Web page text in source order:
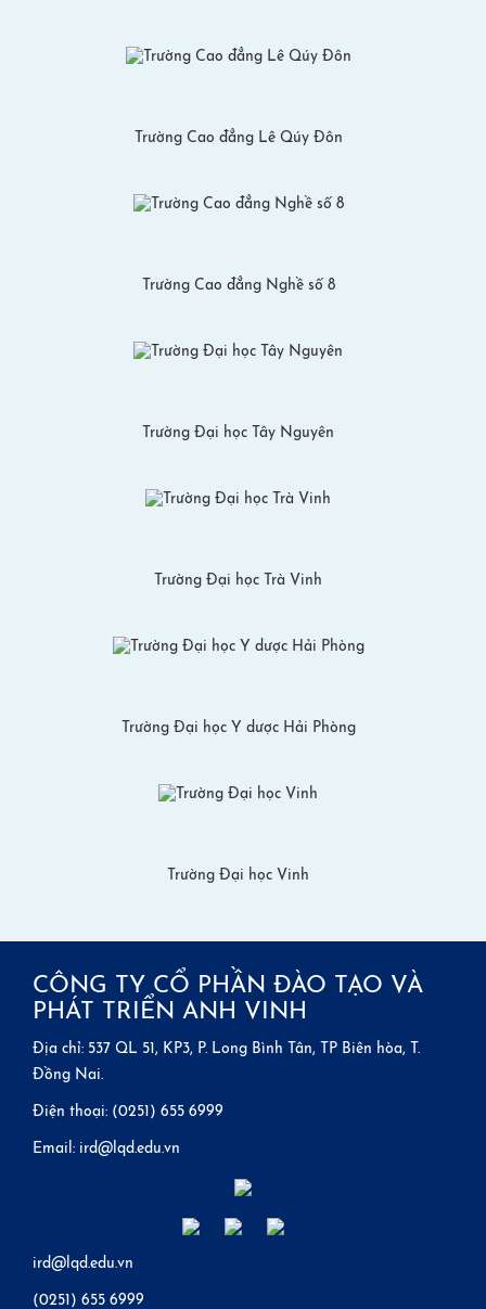
Trường Cao đẳng Lê Qúy Đôn
Trường Cao đẳng Nghề số 8
Trường Đại học Tây Nguyên
Trường Đại học Trà Vinh
Trường Đại học Y dược Hải Phòng
Trường Đại học Vinh
CÔNG TY CỔ PHẦN ĐÀO TẠO VÀ
PHÁT TRIỂN ANH VINH
Địa chỉ: 537 QL 51, KP3, P. Long Bình Tân, TP Biên hòa, T.
Đồng Nai.
Điện thoại: (0251) 655 6999
Email: ird@lqd.edu.vn
ird@lqd.edu.vn
(0251) 655 6999